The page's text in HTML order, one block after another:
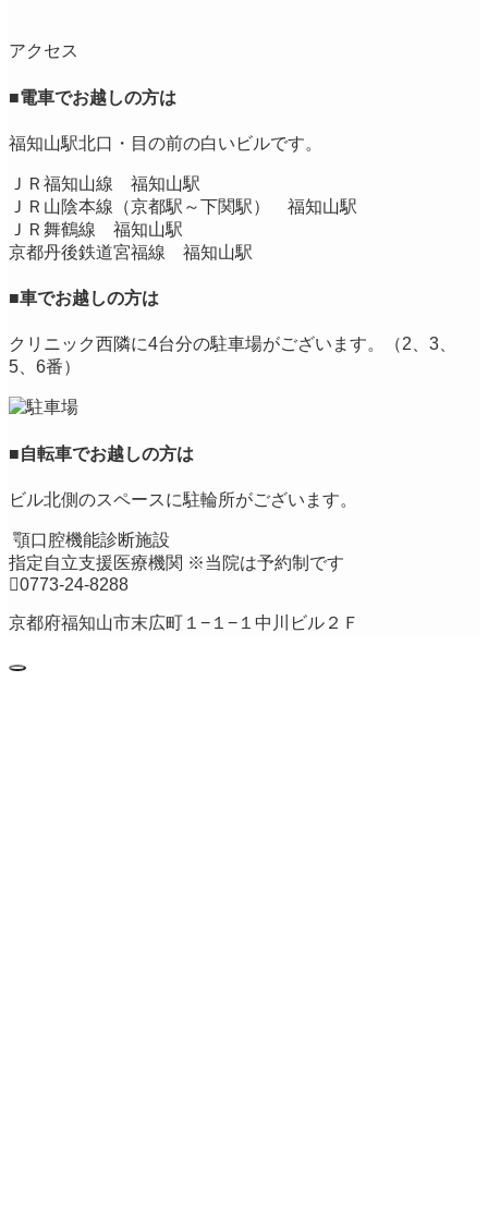
アクセス
■電車でお越しの方は
福知山駅北口・目の前の白いビルです。
ＪＲ福知山線 福知山駅
ＪＲ山陰本線（京都駅～下関駅） 福知山駅
ＪＲ舞鶴線 福知山駅
京都丹後鉄道宮福線 福知山駅
■車でお越しの方は
クリニック西隣に4台分の駐車場がございます。（2、3、
5、6番）
■自転車でお越しの方は
ビル北側のスペースに駐輪所がございます。
顎口腔機能診断施設
指定自立支援医療機関 ※当院は予約制です
0773-24-8288
京都府福知山市末広町１−１−１中川ビル２Ｆ